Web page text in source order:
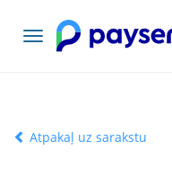
Pārslēgt
navigāciju
Atpakaļ uz sarakstu